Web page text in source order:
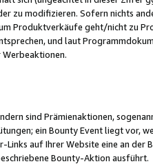
zu modifizieren. Sofern nichts
Produktverkäufe geht/nicht zu
und laut
sind Prämienaktionen,
ein Bounty Event liegt vor,
Links auf Ihrer Website eine an
Bounty-Aktion ausführt.